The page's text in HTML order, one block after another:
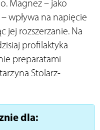
Magnez – jako
wpływa na napięcie
jej rozszerzanie. Na
profilaktyka
preparatami
Stolarz-
dla: